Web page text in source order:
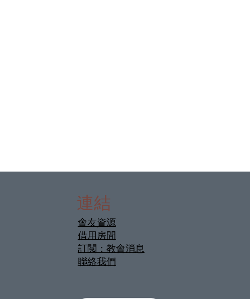
連結
會友資源
借用房間
訂閲：教會消息
聯絡我們